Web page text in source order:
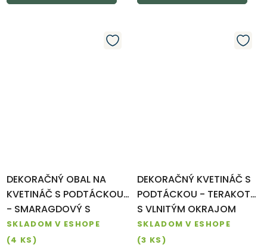
DEKORAČNÝ OBAL NA
KVETINÁČ S PODTÁCKOU
- SMARAGDOVÝ S
GLAZÚROU
SKLADOM V ESHOPE
(4 KS)
DEKORAČNÝ KVETINÁČ S
PODTÁCKOU - TERAKOTA
S VLNITÝM OKRAJOM
SKLADOM V ESHOPE
(3 KS)